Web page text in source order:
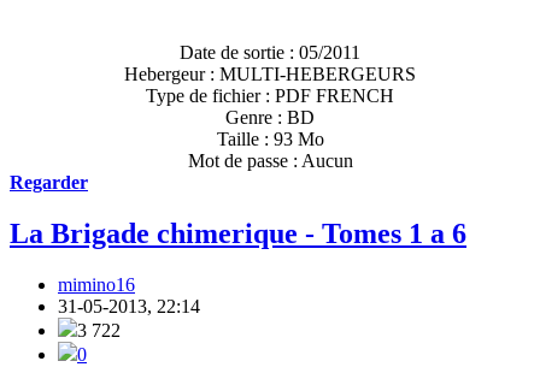
Date de sortie : 05/2011
Hebergeur : MULTI-HEBERGEURS
Type de fichier : PDF FRENCH
Genre : BD
Taille : 93 Mo
Mot de passe : Aucun
Regarder
La Brigade chimerique - Tomes 1 a 6
mimino16
31-05-2013, 22:14
3 722
0